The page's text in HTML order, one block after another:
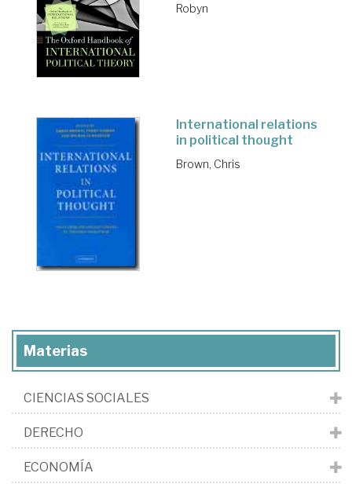
Robyn
International relations
in political thought
Brown, Chris
Materias
CIENCIAS SOCIALES
DERECHO
ECONOMÍA